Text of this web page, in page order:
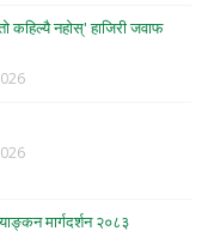
कहिल्यै नहोस्' हाजिरी जवाफ
मार्गदर्शन २०८३